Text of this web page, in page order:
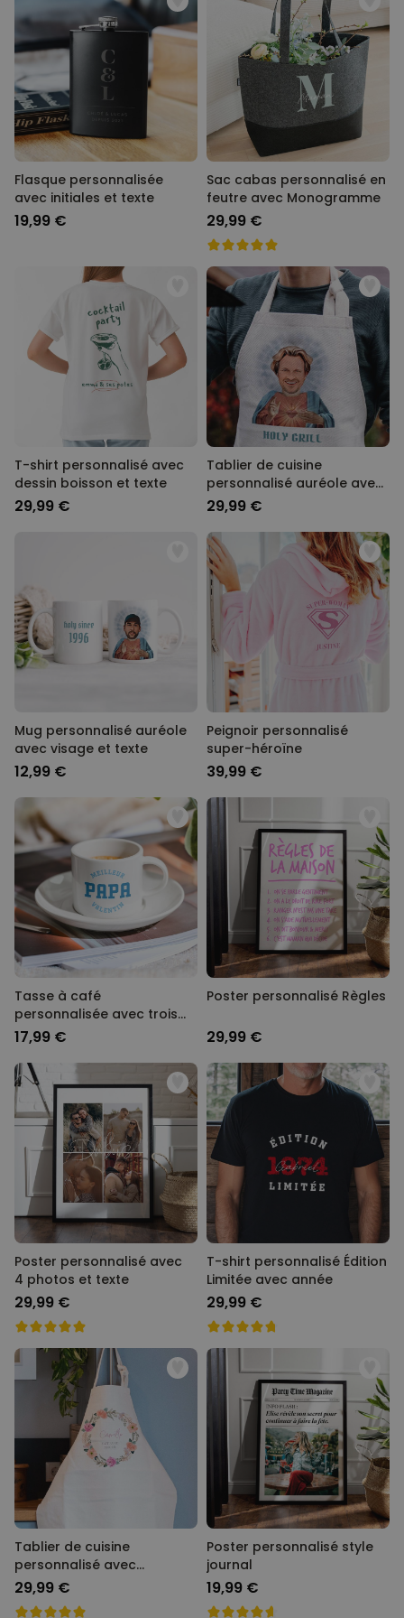
Flasque personnalisée
avec initiales et texte
19,99 €
Sac cabas personnalisé en
feutre avec Monogramme
29,99 €
T-shirt personnalisé avec
dessin boisson et texte
29,99 €
Tablier de cuisine
personnalisé auréole avec
visage et texte
29,99 €
Mug personnalisé auréole
avec visage et texte
12,99 €
Peignoir personnalisé
super-héroïne
39,99 €
Tasse à café
personnalisée avec trois
lignes
17,99 €
Poster personnalisé Règles
29,99 €
Poster personnalisé avec
4 photos et texte
29,99 €
T-shirt personnalisé Édition
Limitée avec année
29,99 €
Tablier de cuisine
personnalisé avec
couronne de fleurs et texte
29,99 €
Poster personnalisé style
journal
19,99 €